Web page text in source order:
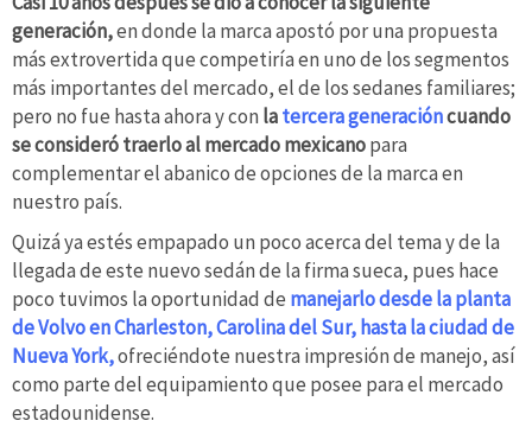
generación,en donde la marca apostó por una propuesta
más extrovertida que competiría en uno de los segmentos
más importantes del mercado, el de los sedanes familiares;
pero no fue hasta ahora y con latercera generacióncuando
se consideró traerlo al mercado mexicanopara
complementar el abanico de opciones de la marca en
nuestro país.
Quizá ya estés empapado un poco acerca del tema y de la
llegada de este nuevo sedán de la firma sueca, pues hace
poco tuvimos la oportunidad de manejarlo desde la planta
de Volvo en Charleston, Carolina del Sur, hasta la ciudad de
Nueva York,ofreciéndote nuestra impresión de manejo, así
como parte del equipamiento que posee para el mercado
estadounidense.